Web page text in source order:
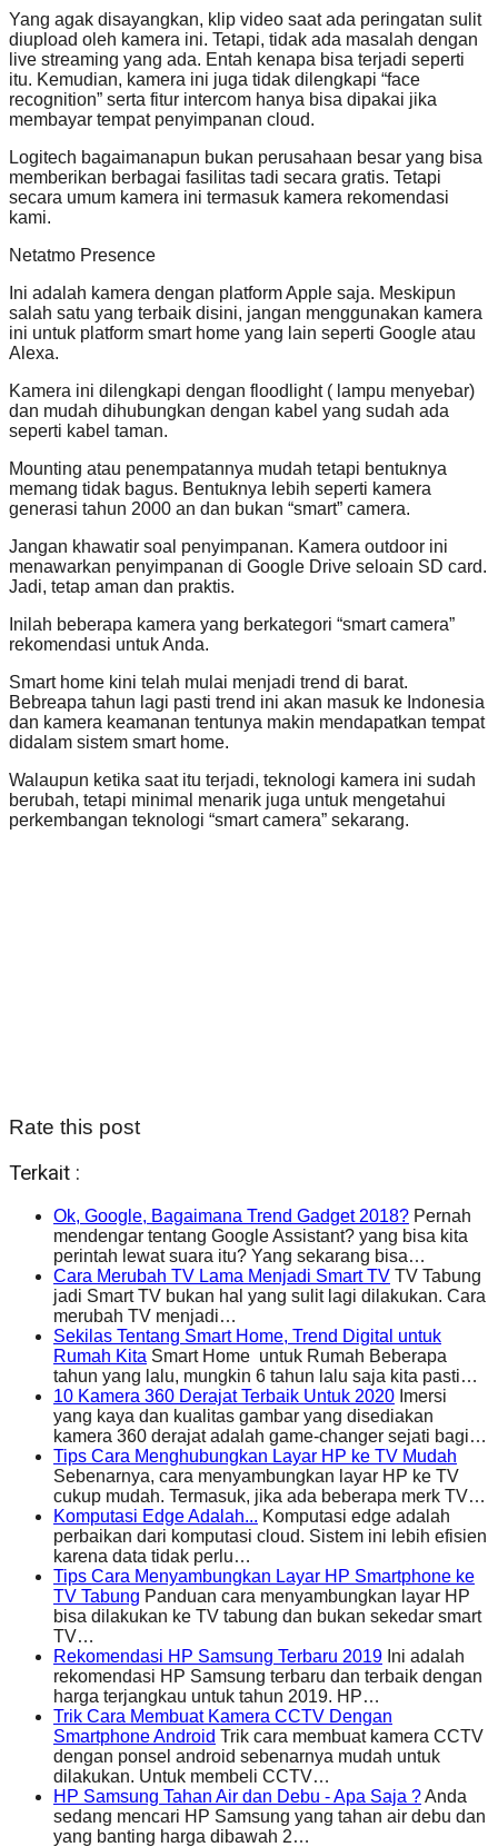
Yang agak disayangkan, klip video saat ada peringatan sulit
diupload oleh kamera ini. Tetapi, tidak ada masalah dengan
live streaming yang ada. Entah kenapa bisa terjadi seperti
itu. Kemudian, kamera ini juga tidak dilengkapi “face
recognition” serta fitur intercom hanya bisa dipakai jika
membayar tempat penyimpanan cloud.
Logitech bagaimanapun bukan perusahaan besar yang bisa
memberikan berbagai fasilitas tadi secara gratis. Tetapi
secara umum kamera ini termasuk kamera rekomendasi
kami.
Netatmo Presence
Ini adalah kamera dengan platform Apple saja. Meskipun
salah satu yang terbaik disini, jangan menggunakan kamera
ini untuk platform smart home yang lain seperti Google atau
Alexa.
Kamera ini dilengkapi dengan floodlight ( lampu menyebar)
dan mudah dihubungkan dengan kabel yang sudah ada
seperti kabel taman.
Mounting atau penempatannya mudah tetapi bentuknya
memang tidak bagus. Bentuknya lebih seperti kamera
generasi tahun 2000 an dan bukan “smart” camera.
Jangan khawatir soal penyimpanan. Kamera outdoor ini
menawarkan penyimpanan di Google Drive seloain SD card.
Jadi, tetap aman dan praktis.
Inilah beberapa kamera yang berkategori “smart camera”
rekomendasi untuk Anda.
Smart home kini telah mulai menjadi trend di barat.
Bebreapa tahun lagi pasti trend ini akan masuk ke Indonesia
dan kamera keamanan tentunya makin mendapatkan tempat
didalam sistem smart home.
Walaupun ketika saat itu terjadi, teknologi kamera ini sudah
berubah, tetapi minimal menarik juga untuk mengetahui
perkembangan teknologi “smart camera” sekarang.
Rate this post
Terkait :
Ok, Google, Bagaimana Trend Gadget 2018? Pernah
mendengar tentang Google Assistant? yang bisa kita
perintah lewat suara itu? Yang sekarang bisa…
Cara Merubah TV Lama Menjadi Smart TV TV Tabung
jadi Smart TV bukan hal yang sulit lagi dilakukan. Cara
merubah TV menjadi…
Sekilas Tentang Smart Home, Trend Digital untuk
Rumah Kita Smart Home untuk Rumah Beberapa
tahun yang lalu, mungkin 6 tahun lalu saja kita pasti…
10 Kamera 360 Derajat Terbaik Untuk 2020 Imersi
yang kaya dan kualitas gambar yang disediakan
kamera 360 derajat adalah game-changer sejati bagi…
Tips Cara Menghubungkan Layar HP ke TV Mudah
Sebenarnya, cara menyambungkan layar HP ke TV
cukup mudah. Termasuk, jika ada beberapa merk TV…
Komputasi Edge Adalah... Komputasi edge adalah
perbaikan dari komputasi cloud. Sistem ini lebih efisien
karena data tidak perlu…
Tips Cara Menyambungkan Layar HP Smartphone ke
TV Tabung Panduan cara menyambungkan layar HP
bisa dilakukan ke TV tabung dan bukan sekedar smart
TV…
Rekomendasi HP Samsung Terbaru 2019 Ini adalah
rekomendasi HP Samsung terbaru dan terbaik dengan
harga terjangkau untuk tahun 2019. HP…
Trik Cara Membuat Kamera CCTV Dengan
Smartphone Android Trik cara membuat kamera CCTV
dengan ponsel android sebenarnya mudah untuk
dilakukan. Untuk membeli CCTV…
HP Samsung Tahan Air dan Debu - Apa Saja ?Anda
sedang mencari HP Samsung yang tahan air debu dan
yang banting harga dibawah 2…